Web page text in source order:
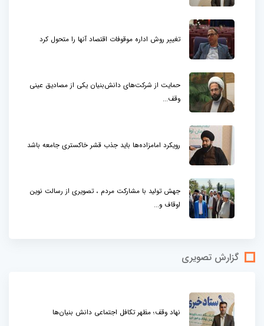
تغییر روش اداره موقوفات اقتصاد آنها را متحول کرد
حمایت از شرکت‌های دانش‌بنیان یکی از مصادیق عینی
وقف...
رویکرد امامزاده‌ها باید جذب قشر خاکستری جامعه باشد
جهش تولید با مشارکت مردم ، تصویری از رسالت نوین
اوقاف و...
گزارش تصویری
نهاد وقف؛ مظهر تکافل اجتماعی دانش بنیان‌ها